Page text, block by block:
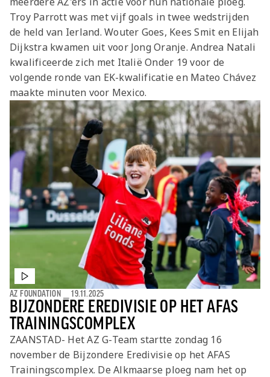
Jong AZ
Seizoenkaart
Troy Parrott was met vijf goals in twee wedstrijden
de held van Ierland. Wouter Goes, Kees Smit en Elijah
Dijkstra kwamen uit voor Jong Oranje. Andrea Natali
kwalificeerde zich met Italië Onder 19 voor de
volgende ronde van EK-kwalificatie en Mateo Chávez
maakte minuten voor Mexico.
BIJZONDERE EREDIVISIE OP HET AFAS
TRAININGSCOMPLEX
AZ FOUNDATION ⎯19.11.2025
ZAANSTAD- Het AZ G-Team startte zondag 16
november de Bijzondere Eredivisie op het AFAS
Trainingscomplex. De Alkmaarse ploeg nam het op